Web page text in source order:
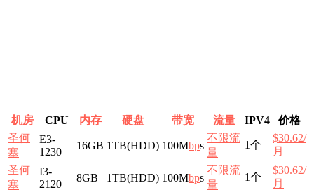
机房 CPU 内存 硬盘 带宽 流量 IPV4
价格
圣何
塞
E3-
1230
16GB 1TB(HDD) 100Mbps
不限流
量
1个
$30.62/
月
圣何
塞
I3-
2120
8GB 1TB(HDD) 100Mbps
不限流
量
1个
$30.62/
月